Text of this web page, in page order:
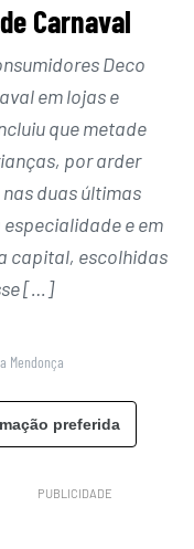
Carnaval
Deco
em lojas e
que metade
por arder
duas últimas
e em
capital, escolhidas
[…]
Mendonça
preferida